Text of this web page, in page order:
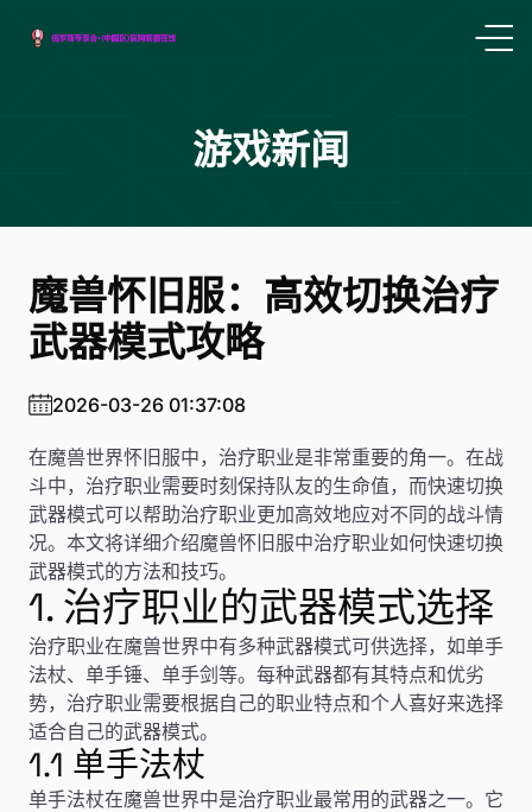
游戏新闻
魔兽怀旧服：高效切换治疗
武器模式攻略
2026-03-26 01:37:08
在魔兽世界怀旧服中，治疗职业是非常重要的角一。在战
斗中，治疗职业需要时刻保持队友的生命值，而快速切换
武器模式可以帮助治疗职业更加高效地应对不同的战斗情
况。本文将详细介绍魔兽怀旧服中治疗职业如何快速切换
武器模式的方法和技巧。
1. 治疗职业的武器模式选择
治疗职业在魔兽世界中有多种武器模式可供选择，如单手
法杖、单手锤、单手剑等。每种武器都有其特点和优劣
势，治疗职业需要根据自己的职业特点和个人喜好来选择
适合自己的武器模式。
1.1 单手法杖
单手法杖在魔兽世界中是治疗职业最常用的武器之一。它